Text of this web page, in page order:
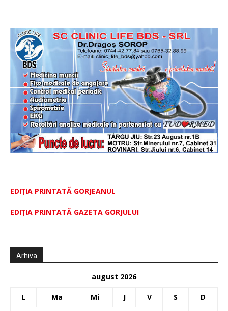
EDIȚIA PRINTATĂ GORJEANUL
EDIŢIA PRINTATĂ GAZETA GORJULUI
Arhiva
august 2026
L Ma Mi J V S D